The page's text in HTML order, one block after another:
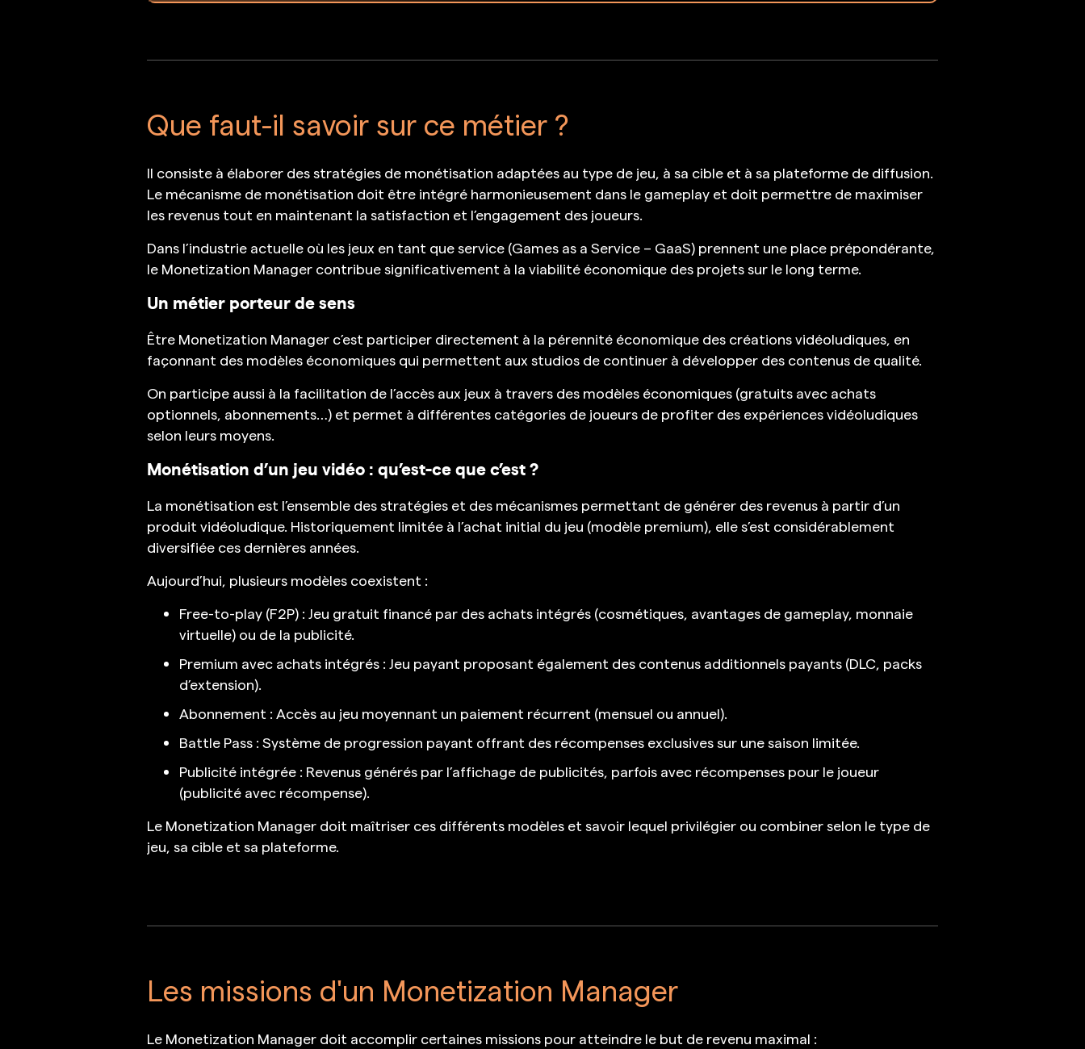
Que faut-il savoir sur ce métier ?
Il consiste à élaborer des stratégies de monétisation adaptées au type de jeu, à sa cible et à sa plateforme de diffusion.
Le mécanisme de monétisation doit être intégré harmonieusement dans le gameplay et doit permettre de maximiser
les revenus tout en maintenant la satisfaction et l’engagement des joueurs.
Dans l’industrie actuelle où les jeux en tant que service (Games as a Service – GaaS) prennent une place prépondérante,
le Monetization Manager contribue significativement à la viabilité économique des projets sur le long terme.
Un métier porteur de sens
Être Monetization Manager c’est participer directement à la pérennité économique des créations vidéoludiques, en
façonnant des modèles économiques qui permettent aux studios de continuer à développer des contenus de qualité.
On participe aussi à la facilitation de l’accès aux jeux à travers des modèles économiques (gratuits avec achats
optionnels, abonnements…) et permet à différentes catégories de joueurs de profiter des expériences vidéoludiques
selon leurs moyens.
Monétisation d’un jeu vidéo : qu’est-ce que c’est ?
La monétisation est l’ensemble des stratégies et des mécanismes permettant de générer des revenus à partir d’un
produit vidéoludique. Historiquement limitée à l’achat initial du jeu (modèle premium), elle s’est considérablement
diversifiée ces dernières années.
Aujourd’hui, plusieurs modèles coexistent :
Free-to-play (F2P) : Jeu gratuit financé par des achats intégrés (cosmétiques, avantages de gameplay, monnaie
virtuelle) ou de la publicité.
Premium avec achats intégrés : Jeu payant proposant également des contenus additionnels payants (DLC, packs
d’extension).
Abonnement : Accès au jeu moyennant un paiement récurrent (mensuel ou annuel).
Battle Pass : Système de progression payant offrant des récompenses exclusives sur une saison limitée.
Publicité intégrée : Revenus générés par l’affichage de publicités, parfois avec récompenses pour le joueur
(publicité avec récompense).
Le Monetization Manager doit maîtriser ces différents modèles et savoir lequel privilégier ou combiner selon le type de
jeu, sa cible et sa plateforme.
Les missions d'un Monetization Manager
Le Monetization Manager doit accomplir certaines missions pour atteindre le but de revenu maximal :